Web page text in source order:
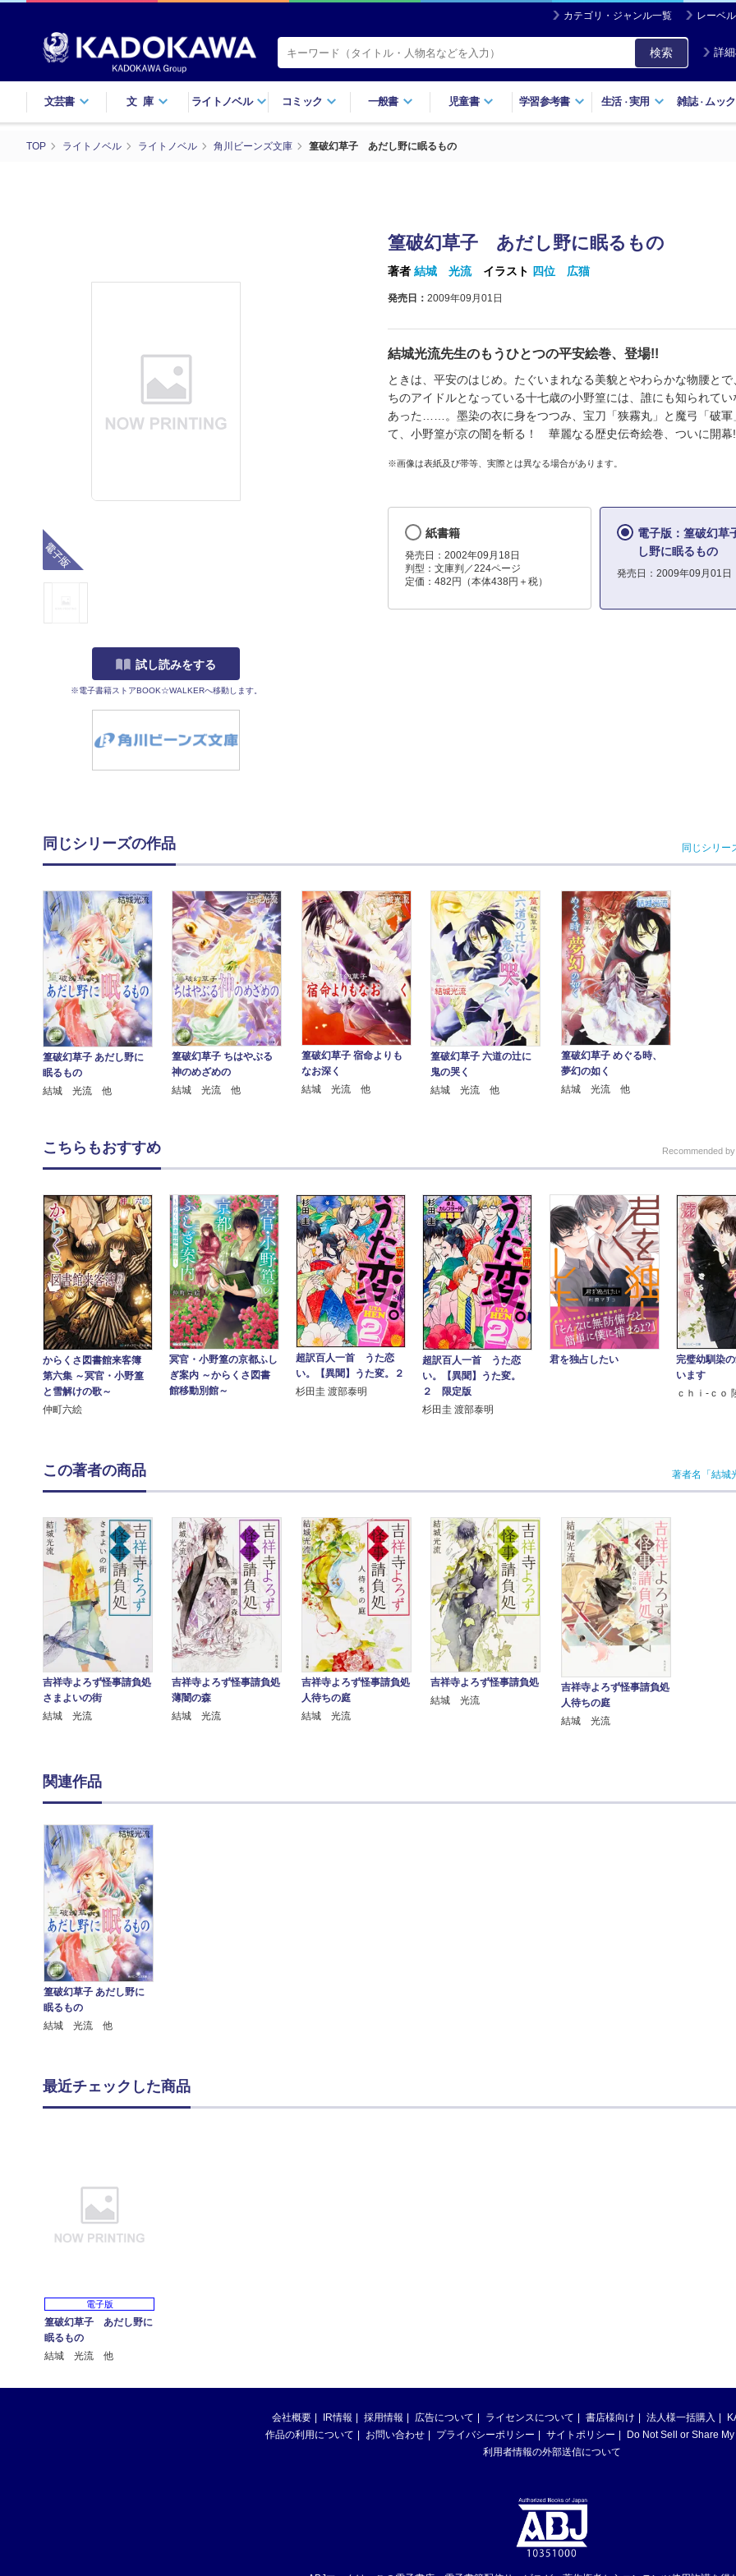
カテゴリ・ジャンル一覧 レーベ
検索 詳
文芸書 文庫 ライトノベル コミック 一般書 児童書 学習参考書 生活・実用 雑誌・ ムック
TOP ライトノベル ライトノベル 角川ビーンズ文庫 篁破幻草子 あだし野に眠るもの
試し読みをする
※電子書籍ストアBOOK☆WALKERへ移動します。
篁破幻草子 あだし野に眠るもの
著者 結城 光流 イラスト 四位 広猫
発売日： 2009年09月01日
結城光流先生のもうひとつの平安絵巻、登場!!
ときは、平安のはじめ。たぐいまれなる美貌とやわらかな物腰とで
ちのアイドルとなっている十七歳の小野篁には、誰にも知られて
あった……。墨染の衣に身をつつみ、宝刀「狭霧丸」と魔弓「破軍
て、小野篁が京の闇を斬る！ 華麗なる歴史伝奇絵巻、ついに開幕
※画像は表紙及び帯等、実際とは異なる場合があります。
紙書籍
発売日：2002年09月18日
判型：文庫判／224ページ
定価：482円（本体438円＋税）
電子版：篁破幻
し野に眠るもの
発売日：2009年09月01日
同じシリーズの作品 同じシリー
篁破幻草子 あだし野に
眠るもの
結城 光流 他
篁破幻草子 ちはやぶる
神のめざめの
結城 光流 他
篁破幻草子 宿命よりも
なお深く
結城 光流 他
篁破幻草子 六道の辻に
鬼の哭く
結城 光流 他
篁破幻草子 めぐる時、
夢幻の如く
結城 光流 他
こちらもおすすめ Recommended by
からくさ図書館来客簿
第六集 ～冥官・小野篁
と雪解けの歌～
仲町六絵
冥官・小野篁の京都ふし
ぎ案内 ～からくさ図書
館移動別館～
超訳百人一首 うた恋
い。【異聞】うた変。２
杉田圭 渡部泰明
超訳百人一首 うた恋
い。【異聞】うた変。
２ 限定版
杉田圭 渡部泰明
君を独占したい
完璧幼馴染
います
ｃｈｉ‐ｃｏ
この著者の商品 著者名「結城
吉祥寺よろず怪事請負処
さまよいの街
結城 光流
吉祥寺よろず怪事請負処
薄闇の森
結城 光流
吉祥寺よろず怪事請負処
人待ちの庭
結城 光流
吉祥寺よろず怪事請負処
結城 光流
吉祥寺よろず怪事請負処
人待ちの庭
結城 光流
関連作品
篁破幻草子 あだし野に
眠るもの
結城 光流 他
最近チェックした商品
電子版
篁破幻草子 あだし野に
眠るもの
結城 光流 他
会社概要 IR情報 採用情報 広告について ライセンスについて 書店様向け 法人様一括購入
作品の利用について
お問い合わせ プライバシーポリシー サイトポリシー
Do Not Sell or Share
利用者情報の外部送信について